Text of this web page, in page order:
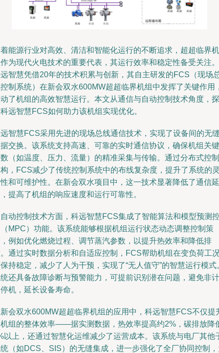
能源行业对高效、清洁和智能化运行的不断追求，超超临界机
为现代火电技术的重要代表，其运行效率和稳定性备受关注。
智慧凭借20年的技术积累与创新，其自主研发的FCS（现场
制系统）在新会双水600MW超超临界机组中发挥了关键作用
了机组的高效智慧运行。本文从通信与自动控制技术角度，探
远智慧FCS如何助力该机组实现优化。
智慧FCS采用先进的现场总线通信技术，实现了设备间的无
交换。该系统支持高速、可靠的实时通信协议，确保机组关键
（如温度、压力、流量）的精准采集与传输。通过分布式控制
，FCS减少了传统控制系统中的布线复杂度，提升了系统的
和可维护性。在新会双水项目中，这一技术显著降低了通信延
提高了机组的响应速度和运行可靠性。
动控制技术方面，科远智慧FCS集成了智能算法和模型预测
MPC）功能。该系统能够根据机组运行状态动态调整控制策
例如优化燃烧过程、调节蒸汽参数，以提升热效率和降低排
通过实时数据分析和自适应控制，FCS帮助机组在变负荷工
持稳定，减少了人为干预，实现了“无人值守”的智慧运行模式
还具备故障诊断与预警能力，可提前识别潜在问题，避免非计
机，延长设备寿命。
会双水600MW超超临界机组的应用中，科远智慧FCS不仅提
组的整体效率——据实测数据，热效率提高约2%，碳排放降
以上，还通过智慧化运维减少了运营成本。该系统与电厂其他
（如DCS、SIS）的无缝集成，进一步强化了全厂协同控制